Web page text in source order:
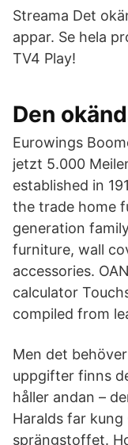
Streama Det
appar. Se hela
TV4 Play!
Den
Eurowings
jetzt 5.000
established in
the trade home
generation
furniture, wall
accessories.
calculator
compiled from
Men det
uppgifter finns
håller andan –
Haralds far kung
sprängstoffet.